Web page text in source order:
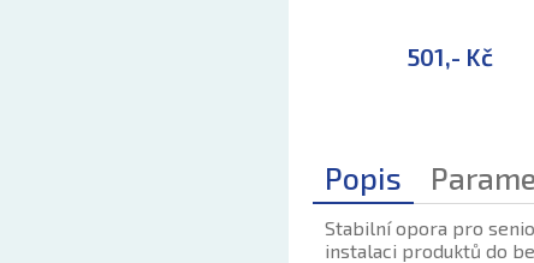
501,- Kč
Popis
Stabilní opora pro
instalaci produktů do